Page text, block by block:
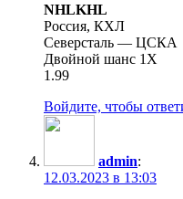
NHLKHL
Россия, КХЛ
Северсталь — ЦСКА
Двойной шанс 1Х
1.99
Войдите, чтобы
admin:
12.03.2023 в 13:03